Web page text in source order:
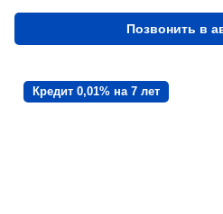
Позвонить в
Кредит 0,01% на 7 лет